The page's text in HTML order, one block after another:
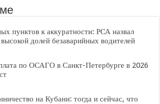
пунктов к аккуратности: РСА назвал
долей безаварийных водителей
по ОСАГО в Санкт-Петербурге в 2026
на Кубани: тогда и сейчас, что